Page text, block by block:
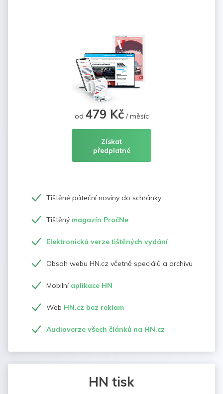
od 479 Kč/ měsíc
Získat
předplatné
Tištěné páteční noviny do schránky
Tištěný magazín PročNe
Elektronická verze tištěných vydání
Obsah webu HN.cz včetně speciálů a archivu
Mobilní aplikace HN
Web HN.cz bez reklam
Audioverze všech článků na HN.cz
HN tisk